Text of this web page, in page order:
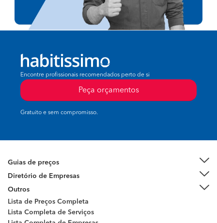
Encontre profissionais recomendados perto de si
Peça orçamentos
Gratuito e sem compromisso.
Guias de preços
Diretório de Empresas
Outros
Lista de Preços Completa
Lista Completa de Serviços